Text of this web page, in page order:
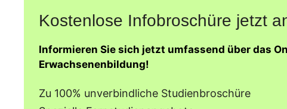
Kostenlose Infobroschüre jetzt
Informieren Sie sich jetzt umfassend über das
Erwachsenenbildung!
Zu 100% unverbindliche Studienbroschüre